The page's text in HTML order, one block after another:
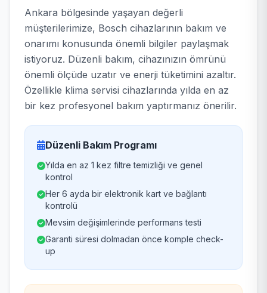
Ankara bölgesinde yaşayan değerli
müşterilerimize, Bosch cihazlarının bakım ve
onarımı konusunda önemli bilgiler paylaşmak
istiyoruz. Düzenli bakım, cihazınızın ömrünü
önemli ölçüde uzatır ve enerji tüketimini azaltır.
Özellikle klima servisi cihazlarında yılda en az
bir kez profesyonel bakım yaptırmanız önerilir.
Düzenli Bakım Programı
Yılda en az 1 kez filtre temizliği ve genel
kontrol
Her 6 ayda bir elektronik kart ve bağlantı
kontrolü
Mevsim değişimlerinde performans testi
Garanti süresi dolmadan önce komple check-
up